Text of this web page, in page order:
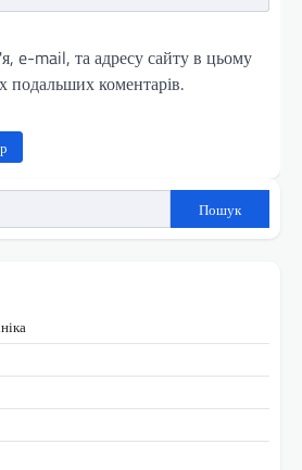
e-mail, та адресу сайту в цьому
подальших коментарів.
Пошук